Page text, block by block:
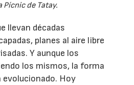
Pícnic de Tatay.
llevan décadas
planes al aire libre
Y aunque los
los mismos, la forma
Hoy